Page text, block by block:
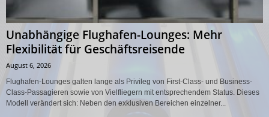
Unabhängige Flughafen-Lounges: Mehr
Flexibilität für Geschäftsreisende
August 6, 2026
Flughafen-Lounges galten lange als Privileg von First-Class- und Business-
Class-Passagieren sowie von Vielfliegern mit entsprechendem Status. Dieses
Modell verändert sich: Neben den exklusiven Bereichen einzelner...